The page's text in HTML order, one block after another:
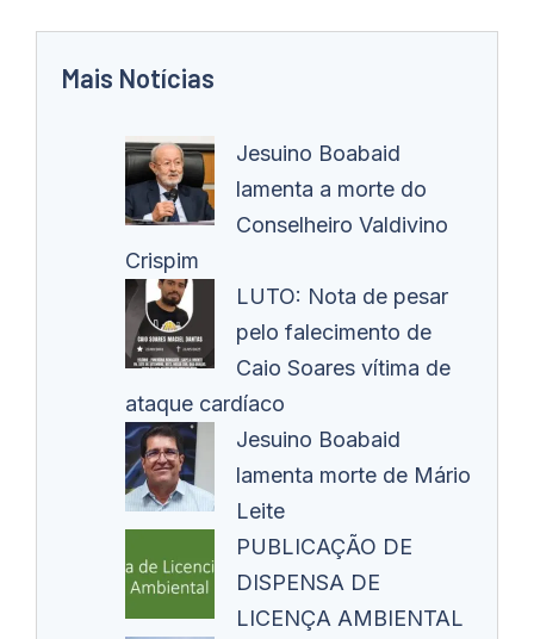
Mais Notícias
Jesuino Boabaid
lamenta a morte do
Conselheiro Valdivino
Crispim
LUTO: Nota de pesar
pelo falecimento de
Caio Soares vítima de
ataque cardíaco
Jesuino Boabaid
lamenta morte de Mário
Leite
PUBLICAÇÃO DE
DISPENSA DE
LICENÇA AMBIENTAL